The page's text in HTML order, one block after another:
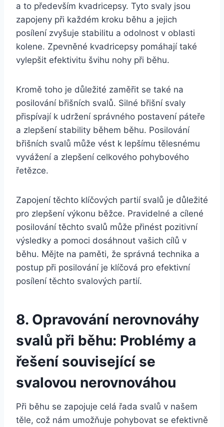
a to především kvadricepsy. Tyto svaly jsou
zapojeny při každém kroku běhu a jejich
posílení zvyšuje stabilitu a odolnost v oblasti
kolene. Zpevněné kvadricepsy pomáhají také
vylepšit efektivitu švihu nohy při běhu.
Kromě toho je důležité zaměřit se také na
posilování břišních svalů. Silné břišní svaly
přispívají k udržení správného postavení páteře
a zlepšení stability během běhu. Posilování
břišních svalů může vést k lepšímu tělesnému
vyvážení a zlepšení celkového pohybového
řetězce.
Zapojení těchto klíčových partií svalů je důležité
pro zlepšení výkonu běžce. Pravidelné a cílené
posilování těchto svalů může přinést pozitivní
výsledky a pomoci dosáhnout vašich cílů v
běhu. Mějte na paměti, že správná technika a
postup při posilování je klíčová pro efektivní
posílení těchto svalových partií.
8. Opravování nerovnováhy
svalů při běhu: Problémy a
řešení související se
svalovou nerovnováhou
Při běhu se zapojuje celá řada svalů v našem
těle, což nám umožňuje pohybovat se efektivně